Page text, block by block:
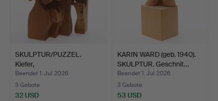
SKULPTUR/PUZZEL.
Kiefer,
monogrammsigniert…
Beendet 1. Jul 2026
3 Gebote
32 USD
KARIN WARD (geb. 1940).
SKULPTUR. Geschnit…
Beendet 1. Jul 2026
3 Gebote
53 USD